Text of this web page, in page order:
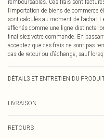
remboursables. Ces frais sont
l’importation de biens de commerce
sont calculés au moment de l’achat.
affichés comme une ligne distincte
finalisiez votre commande. En
acceptez que ces frais ne sont pas
cas de retour ou d’échange, sauf
DÉTAILS ET ENTRETIEN DU
déteindre.
LIVRAISON
RETOURS